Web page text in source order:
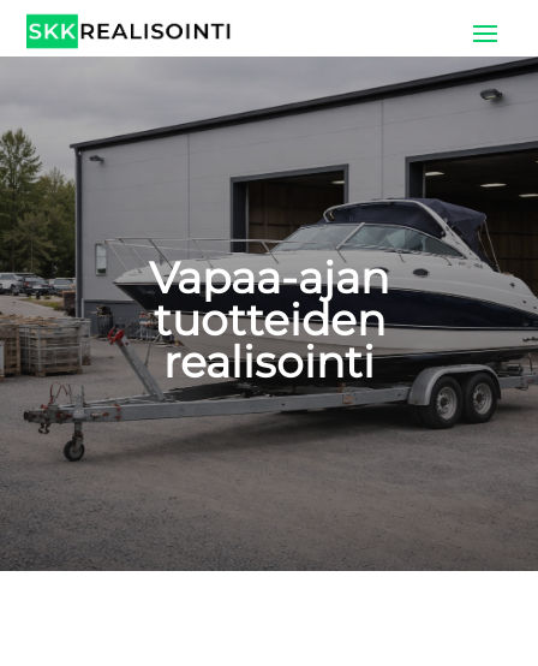
Vapaa-ajan
tuotteiden
realisointi